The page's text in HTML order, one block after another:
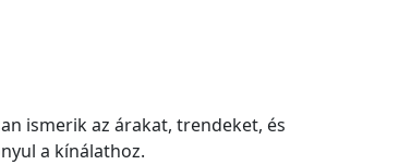
ismerik az árakat, trendeket, és
a kínálathoz.